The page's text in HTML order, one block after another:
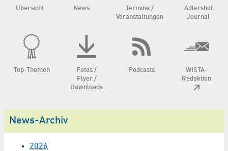
Übersicht News
Termine /
Veranstaltungen
Adlershof
Journal
Top-Themen
Fotos /
Flyer /
Downloads
Podcasts
WISTA-
Redaktion
News-Archiv
2026